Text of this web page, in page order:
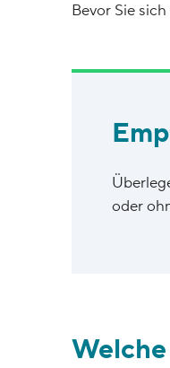
Bevor Sie
oder